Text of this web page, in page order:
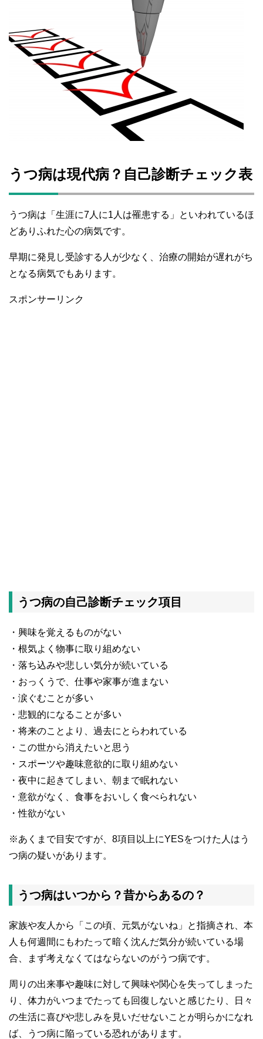
うつ病は現代病？自己診断チェック表
うつ病は「生涯に7人に1人は罹患する」といわれているほ
どありふれた心の病気です。
早期に発見し受診する人が少なく、治療の開始が遅れがち
となる病気でもあります。
スポンサーリンク
うつ病の自己診断チェック項目
・興味を覚えるものがない
・根気よく物事に取り組めない
・落ち込みや悲しい気分が続いている
・おっくうで、仕事や家事が進まない
・涙ぐむことが多い
・悲観的になることが多い
・将来のことより、過去にとらわれている
・この世から消えたいと思う
・スポーツや趣味意欲的に取り組めない
・夜中に起きてしまい、朝まで眠れない
・意欲がなく、食事をおいしく食べられない
・性欲がない
※あくまで目安ですが、8項目以上にYESをつけた人はう
つ病の疑いがあります。
うつ病はいつから？昔からあるの？
家族や友人から「この頃、元気がないね」と指摘され、本
人も何週間にもわたって暗く沈んだ気分が続いている場
合、まず考えなくてはならないのがうつ病です。
周りの出来事や趣味に対して興味や関心を失ってしまった
り、体力がいつまでたっても回復しないと感じたり、日々
の生活に喜びや悲しみを見いだせないことが明らかになれ
ば、うつ病に陥っている恐れがあります。